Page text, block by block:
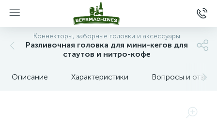
Коннекторы, заборные головки и аксессуары
Разливочная головка для мини-кегов для
стаутов и нитро-кофе
Описание Характеристики Вопросы и отзывы